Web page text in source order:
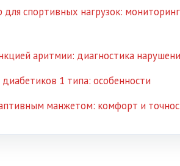
для спортивных нагрузок:
аритмии: диагностика
1 типа: особенности
манжетом: комфорт и